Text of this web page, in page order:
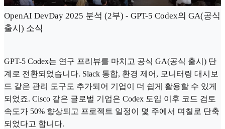
OpenAI DevDay 2025 분석 (2부) - GPT-5 Codex의 GA(공식
출시) 소식
GPT-5 Codex는 연구 프리뷰를 마치고 공식 GA(공식 출시) 단
계로 전환되었습니다. Slack 통합, 환경 제어, 모니터링 대시보
드 같은 관리 도구도 추가되어 기업이 더 쉽게 활용할 수 있게
되었죠. Cisco 같은 글로벌 기업은 Codex 도입 이후 코드 검토
속도가 50% 향상되고 프로젝트 일정이 몇 주에서 며칠로 단축
되었다고 합니다.